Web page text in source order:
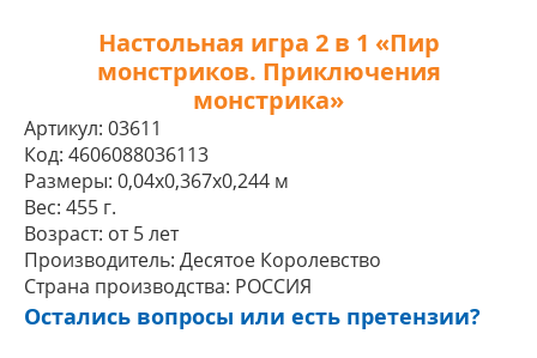
Настольная игра 2 в 1 «Пир
монстриков. Приключения
монстрика»
Артикул: 03611
Код: 4606088036113
Размеры: 0,04x0,367x0,244 м
Вес: 455 г.
Возраст: от 5 лет
Производитель: Десятое Королевство
Страна производства: РОССИЯ
Остались вопросы или есть претензии?